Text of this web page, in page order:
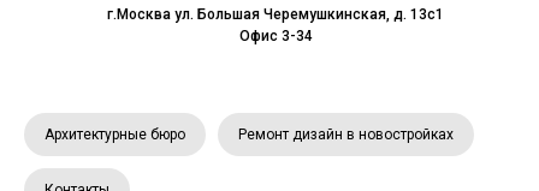
г.Москва ул. Большая Черемушкинская, д. 13с1
Офис 3-34
Архитектурные бюро Ремонт дизайн в новостройках